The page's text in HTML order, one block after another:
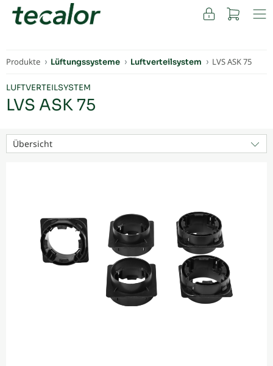
FACHKUNDEN
Produkte Lüftungssysteme Luftverteilsystem LVS ASK 75
LUFTVERTEILSYSTEM
LVS ASK 75
Übersicht